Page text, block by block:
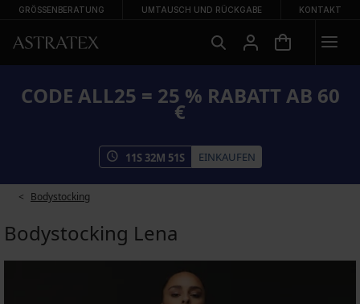
GRÖSSENBERATUNG UMTAUSCH UND RÜCKGABE KONTAKT
CODE ALL25 = 25 % RABATT AB 60
€
11S32M 51S EINKAUFEN
Bodystocking
Bodystocking Lena